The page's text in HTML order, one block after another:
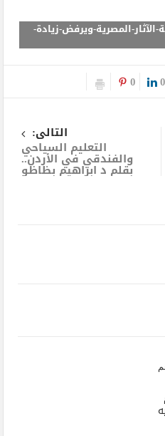
المصرية-ويرفض-زيادة-
0
0
التالى:
التعليم السياحي
والفندقي في الأردن..
بقلم د ابراهيم بظاظو